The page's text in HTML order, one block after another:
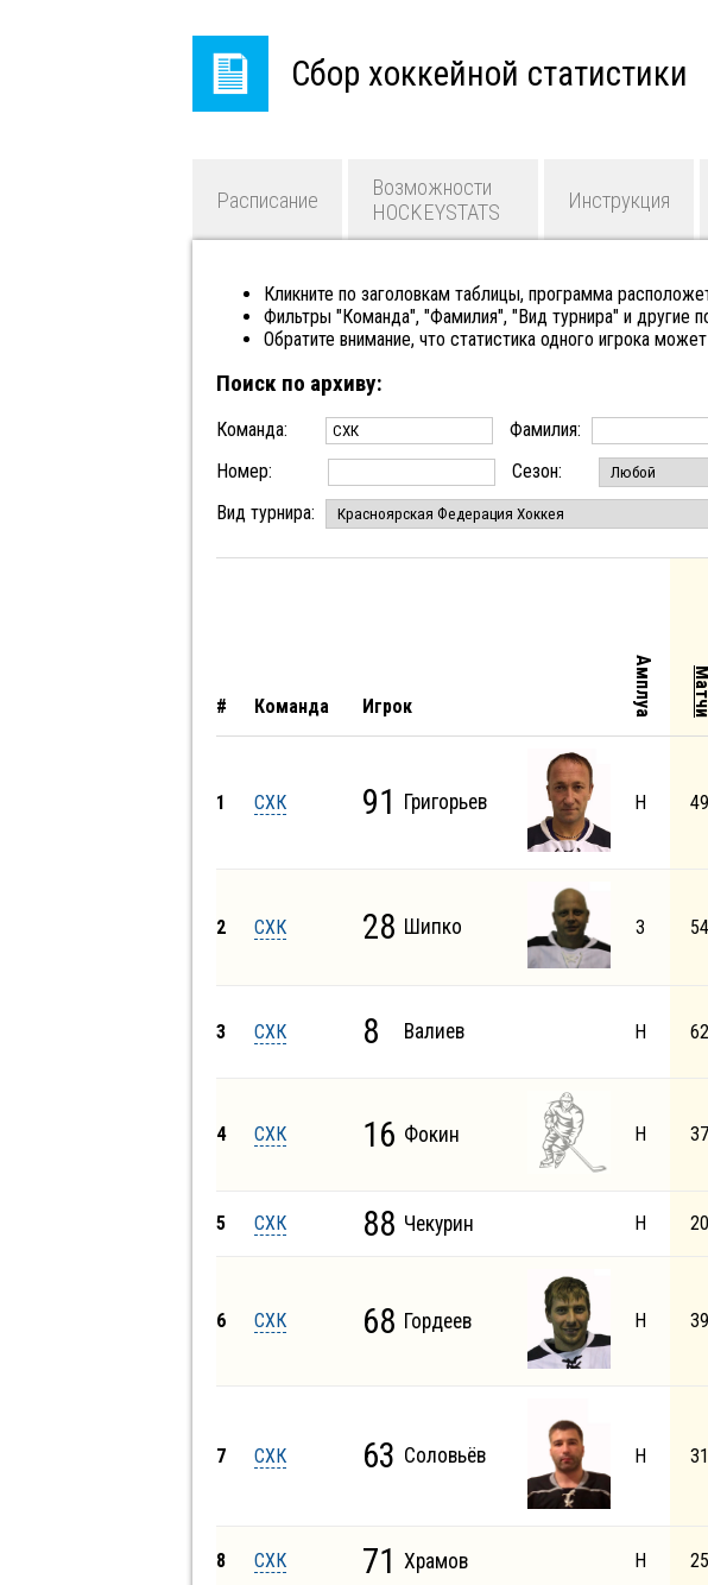
Сбор хоккейной статистики
Расписание
Возможности
HOCKEYSTATS
Инструкция
Кликните по заголовкам таблицы, программа
Фильтры "Команда", "Фамилия", "Вид турнира" и другие
Обратите внимание, что статистика одного игрока
Поиск по архиву:
Команда: Фамилия:
Номер:
Сезон:
Вид турнира:
# Команда Игрок Амплуа
1 СХК 91 Григорьев Н 49
2 СХК 28 Шипко З 54
3 СХК 8 Валиев Н 62
4 СХК 16 Фокин Н 37
5 СХК 88 Чекурин Н 20
6 СХК 68 Гордеев Н 39
7 СХК 63 Соловьёв Н 31
8 СХК 71 Храмов Н 25